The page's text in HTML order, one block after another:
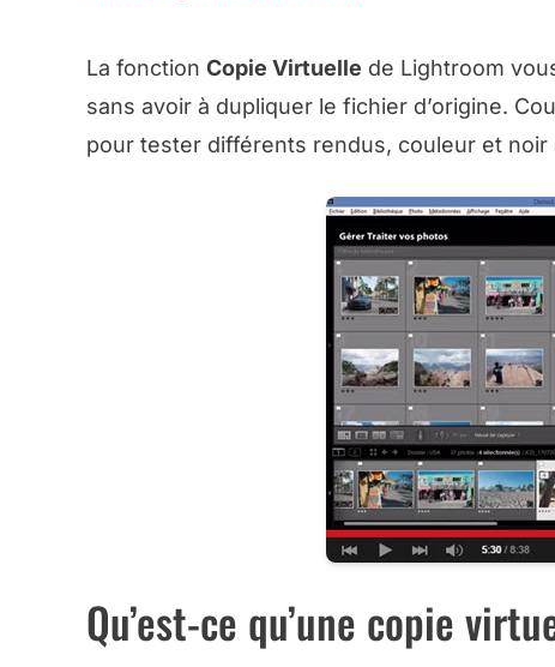
La fonction Copie Virtuelle de Lightroom
sans avoir à dupliquer le fichier d’origine.
pour tester différents rendus, couleur et
Qu’est-ce qu’une copie